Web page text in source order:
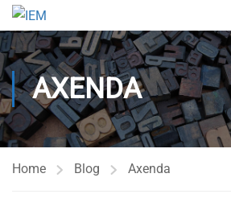
AXENDA
Home Blog Axenda